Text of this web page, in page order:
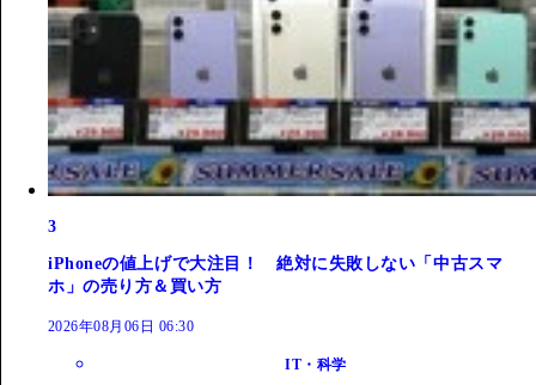
3
iPhoneの値上げで大注目！ 絶対に失敗しない「中古スマ
ホ」の売り方＆買い方
2026年08月06日 06:30
IT・科学